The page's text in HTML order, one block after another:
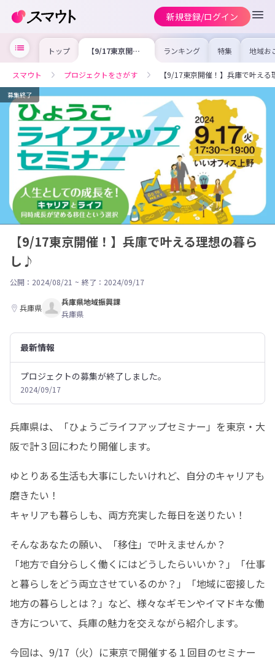
新規登録/ログイン
トップ 【9/17東京開
催！】兵庫で叶え
ランキング 特集 地域お
の求
を集め
事内容
を比較
合った
けよう
スマウト プロジェクトをさがす 【9/17東京開催！】兵庫で叶え
募集終了
【9/17東京開催！】兵庫で叶える理想の暮ら
し♪
公開：2024/08/21 ~ 終了：2024/09/17
兵庫県
兵庫県地域振興課
兵庫県
最新情報
プロジェクトの募集が終了しました。
2024/09/17
兵庫県は、「ひょうごライフアップセミナー」を東京・大
阪で計３回にわたり開催します。
ゆとりある生活も大事にしたいけれど、自分のキャリアも
磨きたい！
キャリアも暮らしも、両方充実した毎日を送りたい！
そんなあなたの願い、「移住」で叶えませんか？
「地方で自分らしく働くにはどうしたらいいか？」「仕事
と暮らしをどう両立させているのか？」「地域に密接した
地方の暮らしとは？」など、様々なギモンやイマドキな働
き方について、兵庫の魅力を交えながら紹介します。
今回は、9/17（火）に東京で開催する１回目のセミナー